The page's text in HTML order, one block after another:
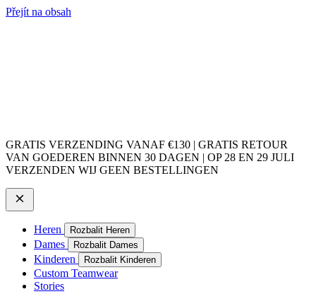
Přejít na obsah
GRATIS VERZENDING VANAF €130 | GRATIS RETOUR
VAN GOEDEREN BINNEN 30 DAGEN | OP 28 EN 29 JULI
VERZENDEN WIJ GEEN BESTELLINGEN
Heren Rozbalit Heren
Dames Rozbalit Dames
Kinderen Rozbalit Kinderen
Custom Teamwear
Stories